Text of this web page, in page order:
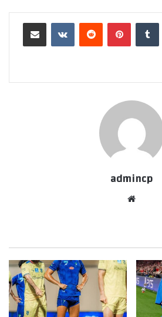
لينكدإن بينتيريست
admincp